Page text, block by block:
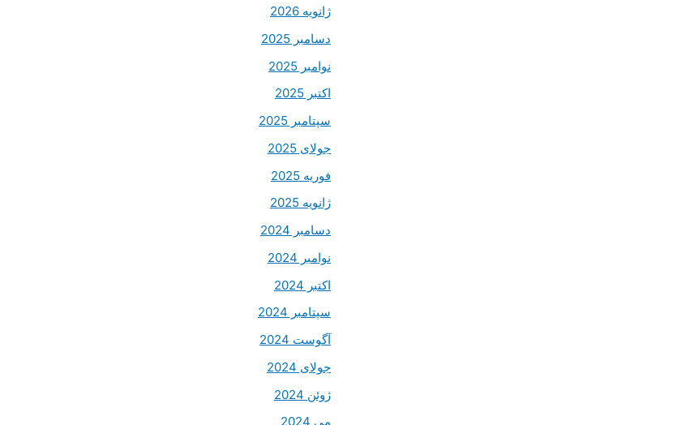
ژانویه 2026
دسامبر 2025
نوامبر 2025
اکتبر 2025
سپتامبر 2025
جولای 2025
فوریه 2025
ژانویه 2025
دسامبر 2024
نوامبر 2024
اکتبر 2024
سپتامبر 2024
آگوست 2024
جولای 2024
ژوئن 2024
می 2024